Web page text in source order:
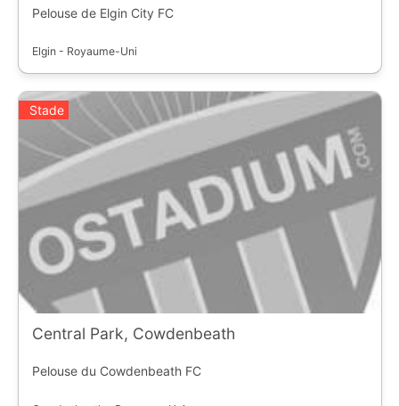
Pelouse de Elgin City FC
Elgin - Royaume-Uni
Stade
Central Park, Cowdenbeath
Pelouse du Cowdenbeath FC